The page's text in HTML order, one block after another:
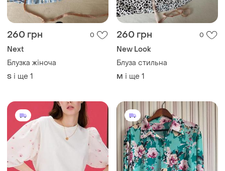
260 грн 0
Next
Блузка жіноча
S і ще 1
260 грн 0
New Look
Блуза стильна
M і ще 1